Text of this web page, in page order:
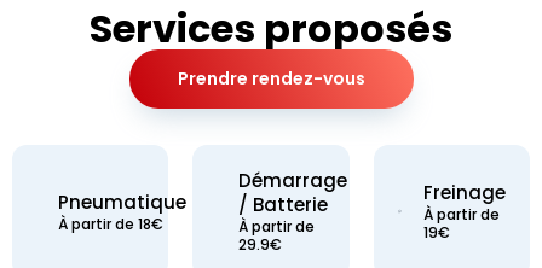
Services proposés
Prendre rendez-vous
Pneumatique
À partir de 18€
Démarrage
/ Batterie
À partir de
29.9€
Freinage
À partir de
19€